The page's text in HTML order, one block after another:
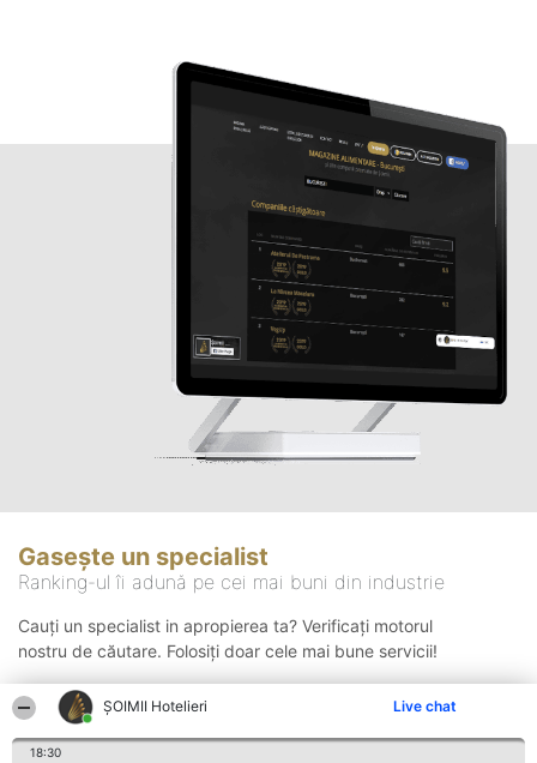
ȘOIMII Hotelieri Live chat
18:30
Gasește un specialist
Ranking-ul îi adună pe cei mai buni din industrie
Cauți un specialist in apropierea ta? Verificați motorul
nostru de căutare. Folosiți doar cele mai bune servicii!